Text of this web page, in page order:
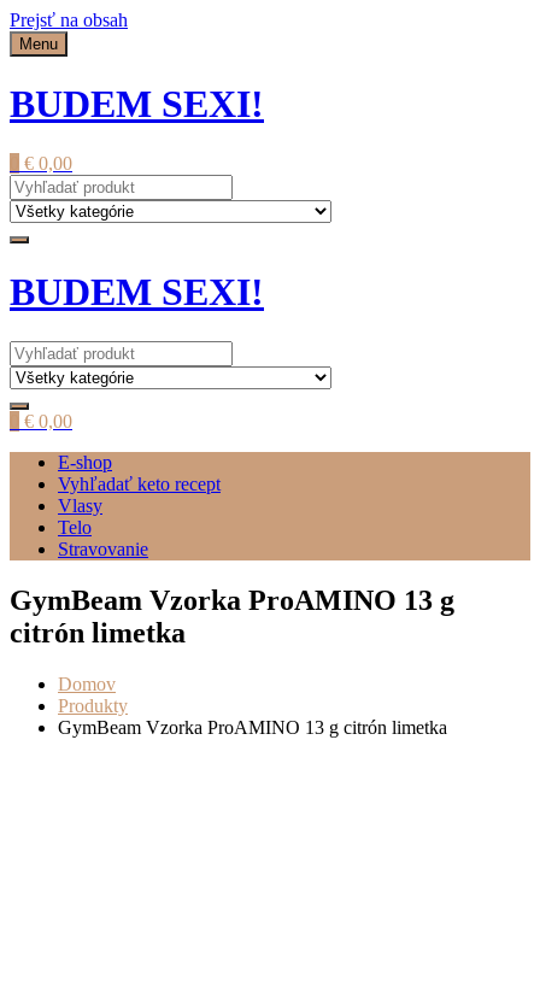
Prejsť na obsah
Menu
BUDEM SEXI!
€ 0,00
BUDEM SEXI!
€ 0,00
E-shop
Vyhľadať keto recept
Vlasy
Telo
Stravovanie
GymBeam Vzorka ProAMINO 13 g
citrón limetka
Domov
Produkty
GymBeam Vzorka ProAMINO 13 g citrón limetka